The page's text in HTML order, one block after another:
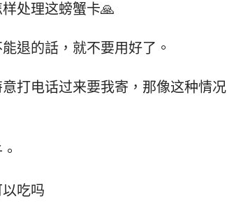
处理这螃蟹卡🙏
退的話，就不要用好了。
打电话过来要我寄，那像这种情况
吃吗